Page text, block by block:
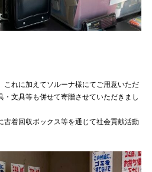
これに加えてソルーナ様にてご用意いただ
・文具等も併せて寄贈させていただきまし
古着回収ボックス等を通じて社会貢献活動